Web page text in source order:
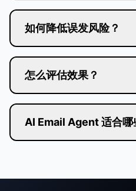
我们会自动读取你独立站
合商品评论与品牌资产，
文的卖点与文案。
如果你有 UGC 内容库（
或其他素材，也可以直接
读取并融合，无需你手工
如何降低误发风险？
怎么评估效果？
通常有两种方式：
第一种是先出 demo/测试
到某个用户的邮件内容，
AI Email Agent 适合哪